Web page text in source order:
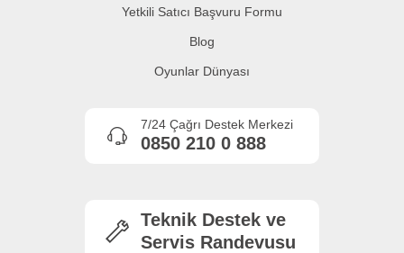
Yetkili Satıcı Başvuru Formu
Blog
Oyunlar Dünyası
7/24 Çağrı Destek Merkezi
0850 210 0 888
Teknik Destek ve
Servis Randevusu